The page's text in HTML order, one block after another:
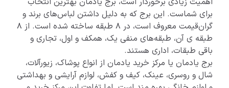
برای شماست. این برج که به دلیل داشتن لباس‌های برند و
گران‌قیمت معروف است، در 8 طبقه ساخته شده است. از 8
طبقه ی آن، طبقه‌های منفی یک، همکف و اول، تجاری و
باقی طبقات، اداری هستند.
برج یادمان یا مرکز خرید یادمان از انواع پوشاک، زیورآلات،
شال و روسری، عینک، کیف و کفش، لوازم آرایشی و بهداشتی